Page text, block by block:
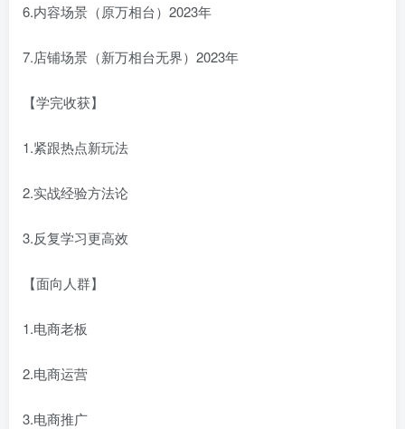
6.内容场景（原万相台）2023年
7.店铺场景（新万相台无界）2023年
【学完收获】
1.紧跟热点新玩法
2.实战经验方法论
3.反复学习更高效
【面向人群】
1.电商老板
2.电商运营
3.电商推广